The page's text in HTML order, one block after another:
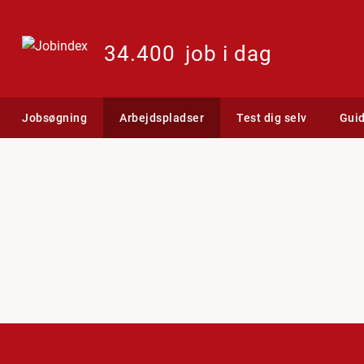
34.400 job i dag
Jobsøgning Arbejdspladser Test dig selv